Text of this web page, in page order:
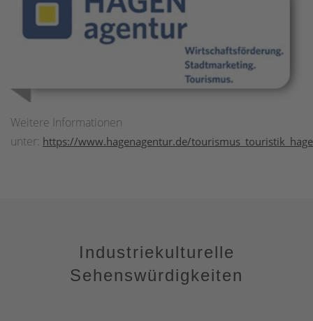
Weitere Informationen
unter: https://www.hagenagentur.de/
Industriekulturelle
Sehenswürdigkeiten